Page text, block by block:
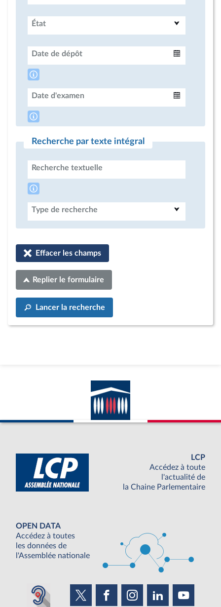
État
Date de dépôt
Date d'examen
Recherche par texte intégral
Recherche textuelle
Type de recherche
Effacer les champs
Replier le formulaire
Lancer la recherche
LCP
Accédez à toute
l'actualité de
la Chaine Parlementaire
OPEN DATA
Accédez à toutes
les données de
l'Assemblée nationale